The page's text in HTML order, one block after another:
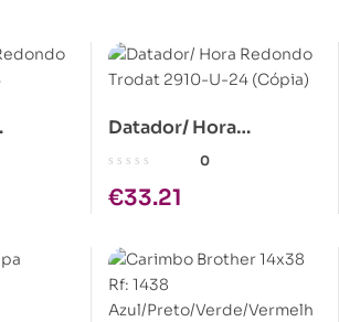
Datador/ Hora
Redondo Trodat 2910-
0
€33.21